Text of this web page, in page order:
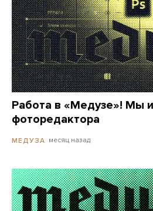
Работа в «Медузе»! Мы
фоторедактора
МЕДУЗА месяц назад